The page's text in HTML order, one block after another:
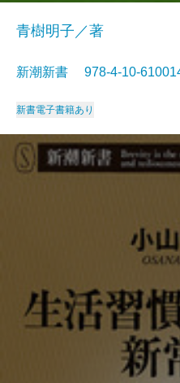
青樹明子／著
新潮新書 978-4-10-
新書電子書籍あり